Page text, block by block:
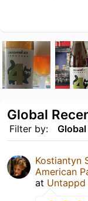
Filter by: Global
Global
Kostiantyn
American
at